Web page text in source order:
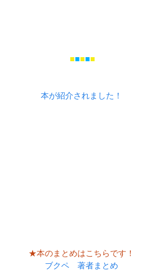
■■■■■
本が紹介されました！
★本のまとめはこちらです！
ブクペ　著者まとめ